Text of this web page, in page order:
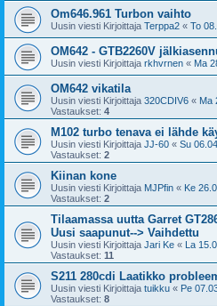
Om646.961 Turbon vaihto
Uusin viesti Kirjoittaja Terppa2 « To
OM642 - GTB2260V
Uusin viesti Kirjoittaja rkhvrnen « Ma
OM642 vikatila
Uusin viesti Kirjoittaja 320CDIV6 « Ma
Vastaukset: 4
M102 turbo tenava ei lähde
Uusin viesti Kirjoittaja JJ-60 « Su
Vastaukset: 2
Kiinan kone
Uusin viesti Kirjoittaja MJPfin « Ke
Vastaukset: 2
Tilaamassa uutta Garret
Uusi saapunut--> Vaihdettu
Uusin viesti Kirjoittaja Jari Ke « La
Vastaukset: 11
S211 280cdi Laatikko
Uusin viesti Kirjoittaja tuikku « Pe
Vastaukset: 8